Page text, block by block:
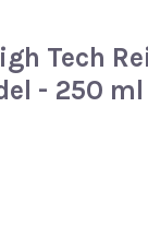
Tech
- 250 ml